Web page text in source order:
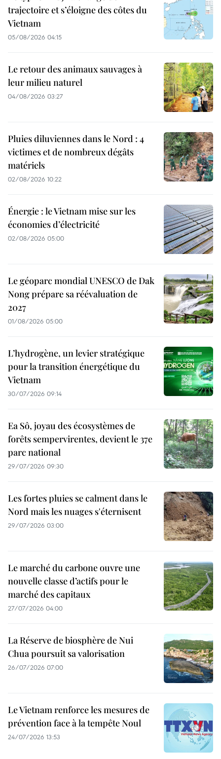
trajectoire et s’éloigne des côtes du
Vietnam
05/08/2026 04:15
Le retour des animaux sauvages à
leur milieu naturel
04/08/2026 03:27
Pluies diluviennes dans le Nord : 4
victimes et de nombreux dégâts
matériels
02/08/2026 10:22
Énergie : le Vietnam mise sur les
économies d’électricité
02/08/2026 05:00
Le géoparc mondial UNESCO de Dak
Nong prépare sa réévaluation de
2027
01/08/2026 05:00
L’hydrogène, un levier stratégique
pour la transition énergétique du
Vietnam
30/07/2026 09:14
Ea Sô, joyau des écosystèmes de
forêts sempervirentes, devient le 37e
parc national
29/07/2026 09:30
Les fortes pluies se calment dans le
Nord mais les nuages s'éternisent
29/07/2026 03:00
Le marché du carbone ouvre une
nouvelle classe d’actifs pour le
marché des capitaux
27/07/2026 04:00
La Réserve de biosphère de Nui
Chua poursuit sa valorisation
26/07/2026 07:00
Le Vietnam renforce les mesures de
prévention face à la tempête Noul
24/07/2026 13:53